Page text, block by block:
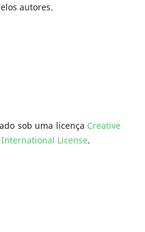
autores.
sob uma licença Creative
License.